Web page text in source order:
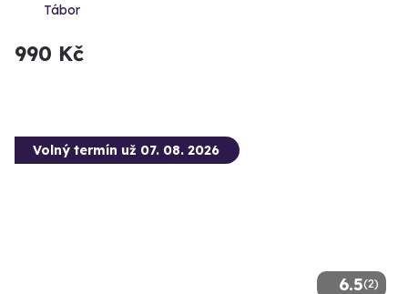
Tábor
990 Kč
6.5(2)
Volný termín už 07. 08. 2026